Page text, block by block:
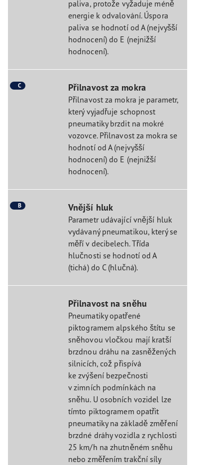
paliva, protože vyžaduje méně
energie k odvalování. Úspora
paliva se hodnotí od A (nejvyšší
hodnocení) do E (nejnižší
hodnocení).
C Přilnavost za mokra
Přilnavost za mokra je parametr,
který vyjadřuje schopnost
pneumatiky brzdit na mokré
vozovce. Přilnavost za mokra se
hodnotí od A (nejvyšší
hodnocení) do E (nejnižší
hodnocení).
B Vnější hluk
Parametr udávající vnější hluk
vydávaný pneumatikou, který se
měří v decibelech. Třída
hlučnosti se hodnotí od A
(tichá) do C (hlučná).
Přilnavost na sněhu
Pneumatiky opatřené
piktogramem alpského štítu se
sněhovou vločkou mají kratší
brzdnou dráhu na zasněžených
silnicích, což přispívá
ke zvýšení bezpečnosti
v zimních podmínkách na
sněhu. U osobních vozidel lze
tímto piktogramem opatřit
pneumatiky na základě změření
brzdné dráhy vozidla z rychlosti
25 km/h na zhutněném sněhu
nebo změřením trakční síly